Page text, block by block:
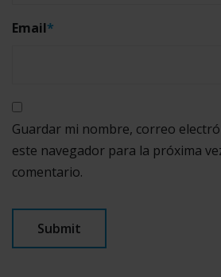
Email*
Guardar mi nombre, correo
este navegador para la próxima
comentario.